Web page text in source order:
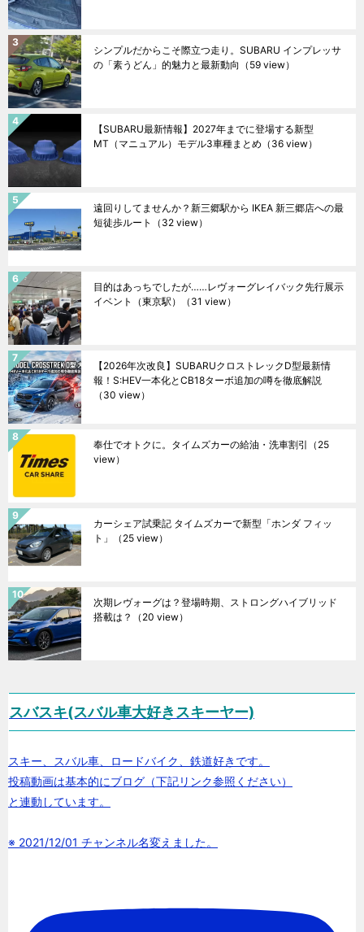
シンプルだからこそ際立つ走り。SUBARU インプレッサ
の「素うどん」的魅力と最新動向 （59 view）
【SUBARU最新情報】2027年までに登場する新型
MT（マニュアル）モデル3車種まとめ （36 view）
遠回りしてませんか？新三郷駅から IKEA 新三郷店への最
短徒歩ルート
（32 view）
目的はあっちでしたが……レヴォーグレイバック先行展示
イベント（東京駅）
（31 view）
【2026年次改良】SUBARUクロストレックD型最新情
報！S:HEV一本化とCB18ターボ追加の噂を徹底解説
（30 view）
奉仕でオトクに。タイムズカーの給油・洗車割引 （25
view）
カーシェア試乗記 タイムズカーで新型「ホンダ フィッ
ト」
（25 view）
次期レヴォーグは？登場時期、ストロングハイブリッド
搭載は？
（20 view）
スバスキ(スバル車大好きスキーヤー)
スキー、スバル車、ロードバイク、鉄道好きです。
投稿動画は基本的にブログ（下記リンク参照ください）
と連動しています。
※ 2021/12/01 チャンネル名変えました。